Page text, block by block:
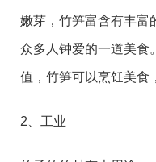
嫩芽，竹笋富含有丰富
众多人钟爱的一道美食
值，竹笋可以烹饪美食
2、工业